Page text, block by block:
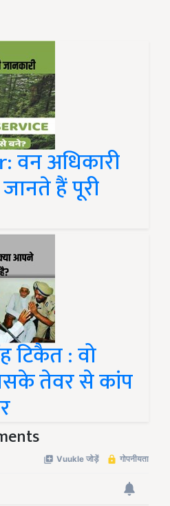
वन अधिकारी
हैं पूरी
टिकैत : वो
तेवर से कांप